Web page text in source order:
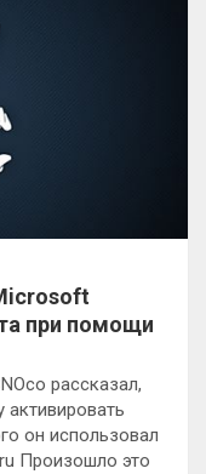
при помощи
рассказал,
он использовал
Произошло это